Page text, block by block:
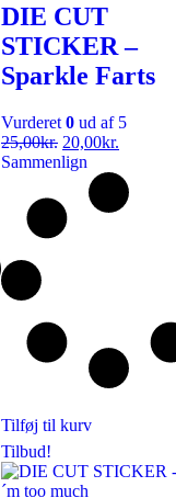
DIE CUT
STICKER –
Sparkle Farts
Vurderet 0 ud af 5
25,00kr. 20,00kr.
Sammenlign
Tilføj til kurv
Tilbud!